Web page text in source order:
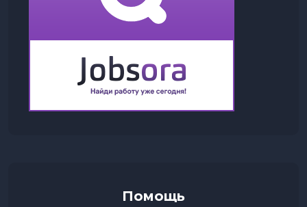
Помощь